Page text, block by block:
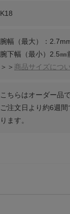
K18
腕幅（最大）：
腕下幅（最小）2.5㎜
＞＞ 商品サイズにつ
こちらはオーダー品で
ご注文日より約6週
ります。